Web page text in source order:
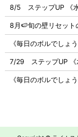
8/5 ステップUP 《水
8月🍉旬の壁リセット
《毎日のボルでしょ
7/29 ステップUP 《
《毎日のボルでしょ